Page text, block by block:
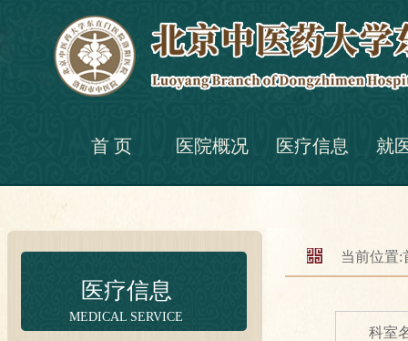
首 页 医院概况 医疗信息 就
医疗信息
MEDICAL SERVICE
当前位置:
科室